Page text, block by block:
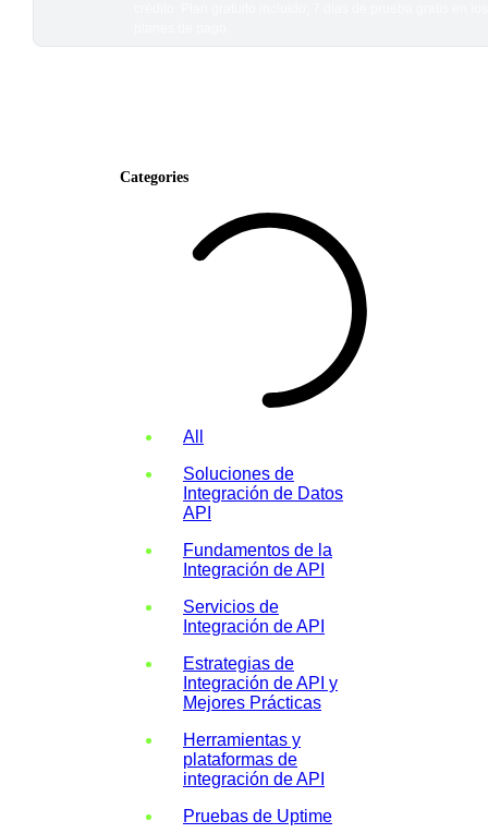
Categories
All
Soluciones de
Integración de Datos
API
Fundamentos de la
Integración de API
Servicios de
Integración de API
Estrategias de
Integración de API y
Mejores Prácticas
Herramientas y
plataformas de
integración de API
Pruebas de Uptime